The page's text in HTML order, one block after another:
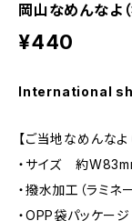
岡山なめんなよ
¥440
International
【ご当地なめんなよ
・サイズ 約
・撥水加工（ラミネ
・OPP袋パッケージ